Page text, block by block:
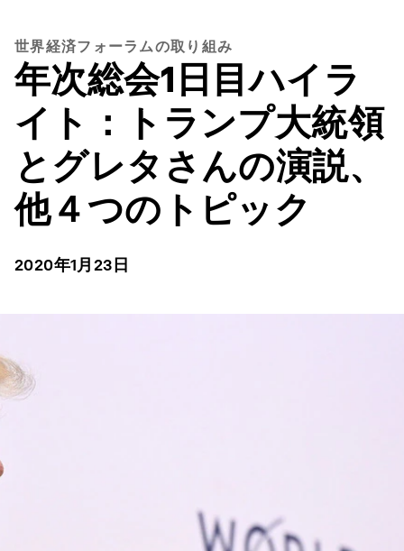
世界経済フォーラムの取り組み
年次総会1日目ハイラ
イト：トランプ大統領
とグレタさんの演説、
他４つのトピック
2020年1月23日